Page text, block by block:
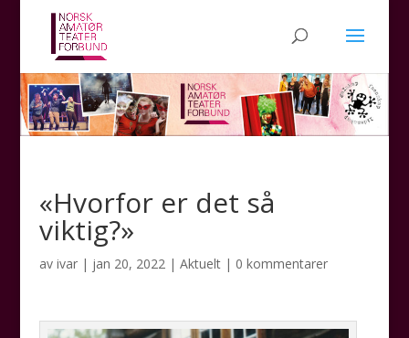
«Hvorfor er det så
viktig?»
av ivar| jan 20, 2022| Aktuelt| 0 kommentarer